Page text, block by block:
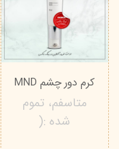
کرم دور چشم MND
متاسفم، تموم
شده :(